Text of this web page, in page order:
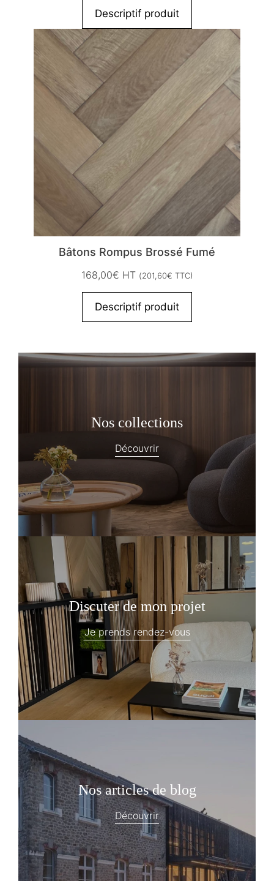
Descriptif produit
Bâtons Rompus Brossé Fumé
168,00€ HT (201,60€ TTC)
Descriptif produit
Nos collections
Découvrir
Discuter de mon projet
Je prends rendez-vous
Nos articles de blog
Découvrir